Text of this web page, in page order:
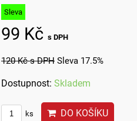
Sleva
99 Kčs DPH
120 Kčs DPH Sleva 17.5%
Dostupnost:Skladem
ks DO KOŠÍKU